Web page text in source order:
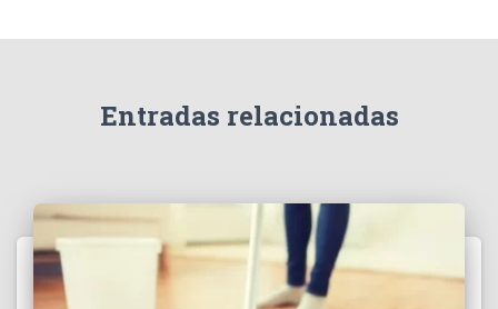
Entradas relacionadas